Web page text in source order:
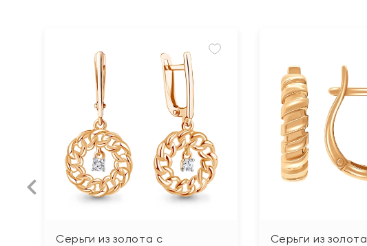
Серьги из золота с
Серьги из золота